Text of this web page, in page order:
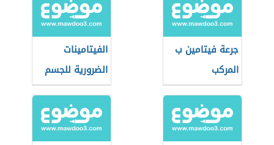
جرعة فيتامين ب
المركب
الفيتامينات
الضرورية للجسم